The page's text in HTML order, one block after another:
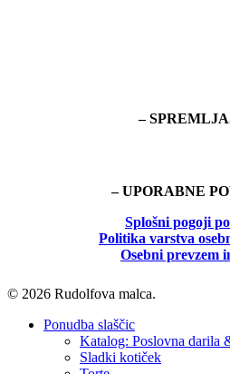
–
– UPORABNE
Splošni pogoji
Politika varstva
Osebni prevzem
© 2026 Rudolfova malca.
Close
Ponudba slaščic
Katalog: Poslovna darila
Sladki kotiček